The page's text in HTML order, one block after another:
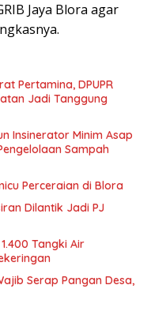
Jaya Blora agar
Pertamina, DPUPR
Jadi Tanggung
Insinerator Minim Asap
Sampah
Perceraian di Blora
Dilantik Jadi PJ
Tangki Air
Serap Pangan Desa,